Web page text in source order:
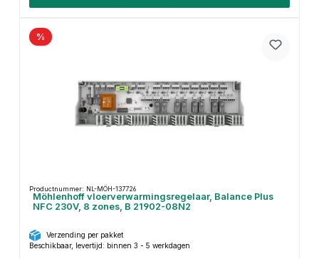
%
Productnummer: NL-MÖH-137726
Möhlenhoff vloerverwarmingsregelaar, Balance Plus
NFC 230V, 8 zones, B 21902-08N2
Verzending per pakket
Beschikbaar, levertijd: binnen 3 - 5 werkdagen